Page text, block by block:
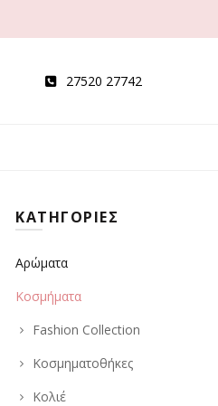
27520 27742
ΚΑΤΗΓΟΡΙΕΣ
Αρώματα
Κοσμήματα
Fashion Collection
Κοσμηματοθήκες
Κολιέ